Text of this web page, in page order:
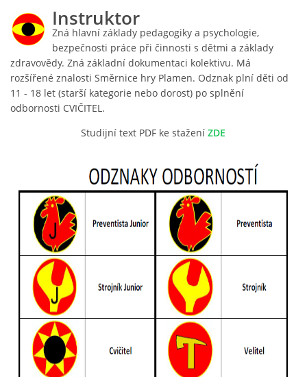
Instruktor
Zná hlavní základy pedagogiky a psychologie,
bezpečnosti práce při činnosti s dětmi a základy
zdravovědy. Zná základní dokumentaci kolektivu. Má
rozšířené znalosti Směrnice hry Plamen. Odznak plní děti od
11 - 18 let (starší kategorie nebo dorost) po splnění
odbornosti CVIČITEL.
Studijní text PDF ke stažení ZDE